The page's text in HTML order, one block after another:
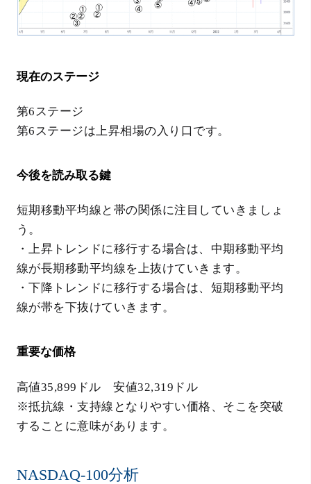
現在のステージ
第6ステージ
第6ステージは上昇相場の入り口です。
今後を読み取る鍵
短期移動平均線と帯の関係に注目していきましょ
う。
・上昇トレンドに移行する場合は、中期移動平均
線が長期移動平均線を上抜けていきます。
・下降トレンドに移行する場合は、短期移動平均
線が帯を下抜けていきます。
重要な価格
高値35,899ドル 安値32,319ドル
※抵抗線・支持線となりやすい価格、そこを突破
することに意味があります。
NASDAQ-100分析